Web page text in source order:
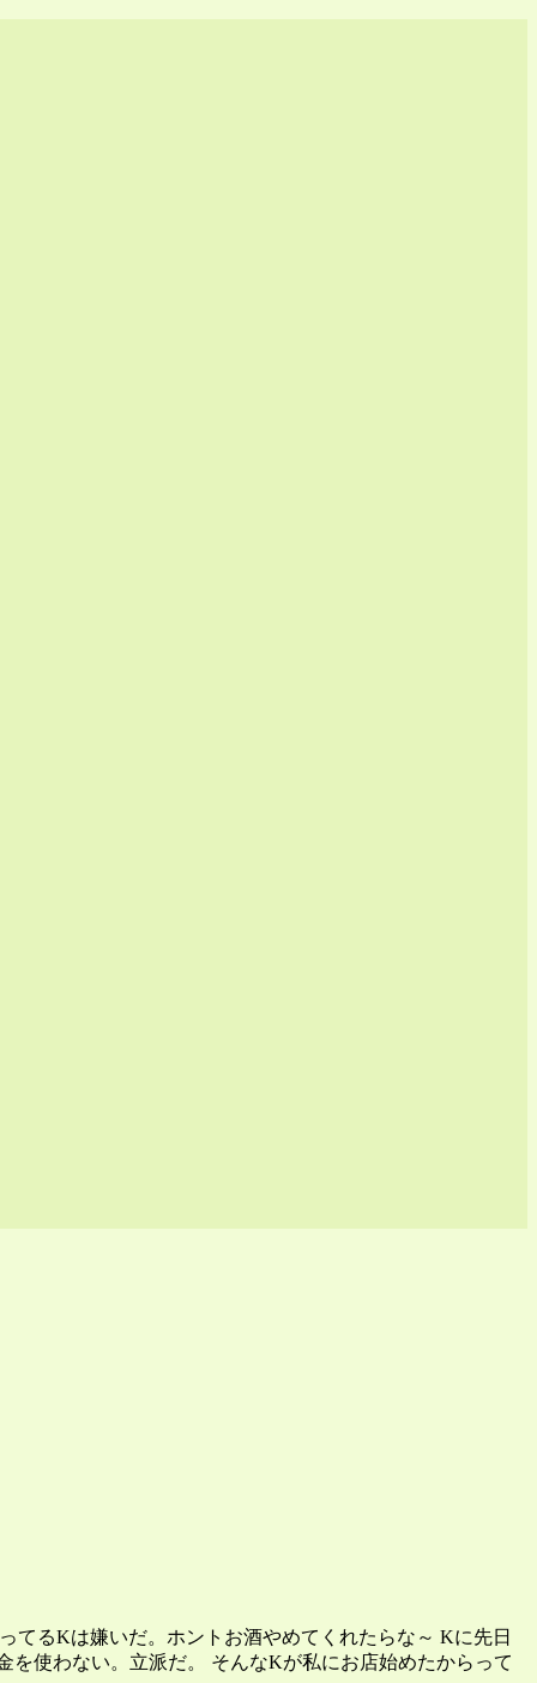
てるKは嫌いだ。ホントお酒やめてくれたらな～ Kに先日
使わない。立派だ。 そんなKが私にお店始めたからって